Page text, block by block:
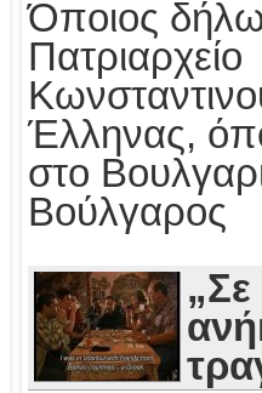
Όποιος
Πατριαρχείο
Έλληνας,
στο
Βούλγαρος